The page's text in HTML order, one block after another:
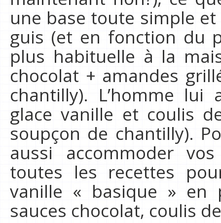
une base toute simple
guis (et en fonction du
plus habituelle à la
chocolat + amandes
chantilly). L’homme lui
glace vanille et coulis
soupçon de chantilly).
aussi accommoder
toutes les recettes
vanille « basique » en
sauces chocolat, coulis